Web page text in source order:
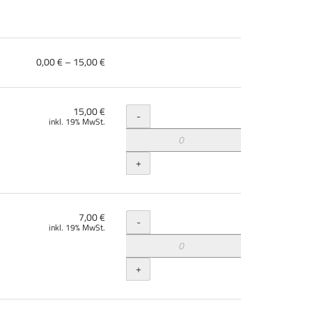
von
bis
0,00 € – 15,00 €
15,00 €
inkl. 19% MwSt. Menge
-
+
7,00 €
inkl. 19% MwSt. Menge
-
+